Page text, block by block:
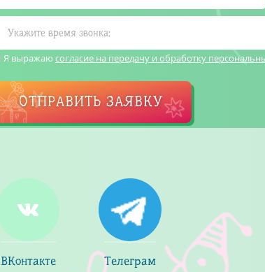
Я выражаю согласие на передачу и обработку
ОТПРАВИТЬ ЗАЯВКУ
ВКонтакте Телеграм